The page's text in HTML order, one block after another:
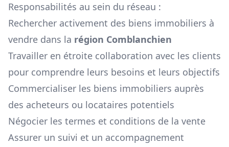
Responsabilités au sein du réseau :
Rechercher activement des biens immobiliers à
vendre dans la région Comblanchien
Travailler en étroite collaboration avec les clients
pour comprendre leurs besoins et leurs objectifs
Commercialiser les biens immobiliers auprès
des acheteurs ou locataires potentiels
Négocier les termes et conditions de la vente
Assurer un suivi et un accompagnement